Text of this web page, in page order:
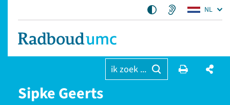
NL
ik zoek ...
Sipke Geerts